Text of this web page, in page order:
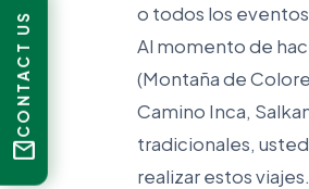
o todos los
Al momento de
(Montaña de
Camino Inca,
tradicionales,
realizar estos
CONTACT US
mail